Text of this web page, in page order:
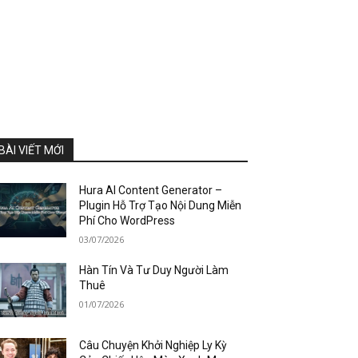
VIẾT MỚI
Hura AI Content Generator –
Plugin Hỗ Trợ Tạo Nội Dung Miễn
Phí Cho WordPress
03/07/2026
Hàn Tín Và Tư Duy Người Làm
Thuê
01/07/2026
Câu Chuyện Khởi Nghiệp Ly Kỳ